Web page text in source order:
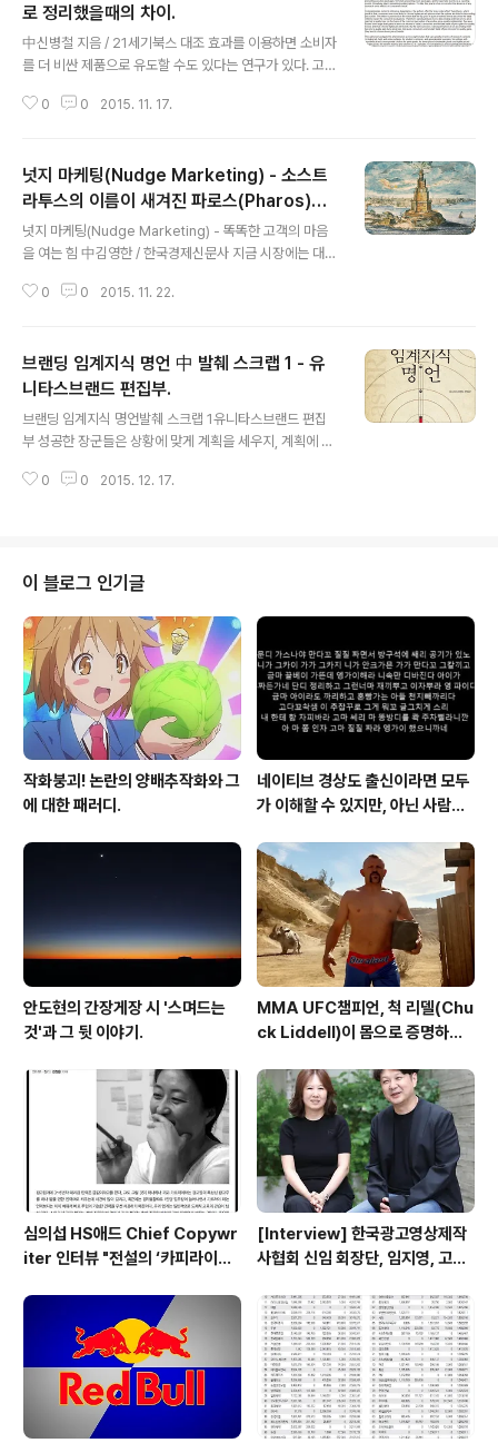
걸리는 시간이 20%나 더 짧은 것으로 나타났다. 뿐만 아
니라 쿠폰을 가진 고객들은 상점 내 점원과 더 많은 이야기
를 나눴고, 더 자주 웃으며 더 많은 정서적 상호 작용을 하
는 것으로도 나타났다. 같은 10개를 찍어야 하지만 미리 2
개가 찍혀있는 것이 사람들로 하여금 더 빨리 목표에 도달
로 정리했을때의 차이.
中신병철 지음 / 21세기북스 대조 효과를 이용하면 소비자
를 더 비싼 제품으로 유도할 수도 있다는 연구가 있다. 고려
림차순으로 제시할 경우 더 비싼 제품을 선택할 확률이 증
는지를 조사했다. 레스토랑 하나를 빌리고 총 8주 정도의
시간 동안 관찰하였다. 1, 3, 6, 7주는 오름차순으로 메뉴
를 구성하였고, 2, 4, 5, 8주는 내림차순으로 메뉴를 구성
하였다. 그러고는 평소와 동일하게 손님을 맞았다. 이 레스
토랑에 온 손님들은 메뉴의 순서가 내림차순인지 오름차순
인지 전혀 알아채지 못했다. 총 8주의 시간이 지나고 실제
0 0 2015. 11. 17.
넛지 마케팅(Nudge Marketing) - 소스트
라투스의 이름이 새겨진 파로스(Pharos)등
대와 파로스효과.
넛지 마케팅(Nudge Marketing) - 똑똑한 고객의 마음
을 여는 힘 中김영한 / 한국경제신문사 지금 시장에는 대중
세계 7대 불가사의 중의 하나인 파로스(Pharos) 등대처
왕국을 건설한다. 그는 정복지마다 70여 개의 알렉산드리
아 시를 세웠으며 그중 이집트의 나일강 하구에 세운 알렉
산드리아가 가장 중심적인 역할을 했다. 그가 33세의 젊은
나이에 갑자기 죽자 부장이었던 프롤레마이오스는 이집트
에 있는 알렉산드리아로 건너가 프롤레마이오스 왕조를 건
설했다. 알렉산드리아가 활발한 동서 문화 교류의 역할을
0 0 2015. 11. 22.
브랜딩 임계지식 명언 中 발췌 스크랩 1 - 유
니타스브랜드 편집부.
브랜딩 임계지식 명언발췌 스크랩 1유니타스브랜드 편집
부 성공한 장군들은 상황에 맞게 계획을 세우지, 계획에 맞
시장조사는 사람들의 생각이나 행동 패턴을 잘 안다는 착
없다.린든 B. 존슨, 제 36대 미국 대통령 소비자가 드릴을
구매하는 이유는 드릴 자체가 아니라 그것이 뚫어 줄 구멍
을 원하기 때문이다.당신은 고객에게 드릴을 팔 것인가, 아
니면 뚫어질 구멍의 편리함과 만족감을 팔 것인가?테오도
르 레빗, 하버드대학교 경영학과 교수 고객은 '종착지'가 아
니라 '출발점'이다.쿠니모토 ..
0 0 2015. 12. 17.
이 블로그 인기글
작화붕괴! 논란의 양배추작화와 그
에 대한 패러디.
네이티브 경상도 출신이라면 모두
가 이해할 수 있지만, 아닌 사람에
안도현의 간장게장 시 '스며드는
것'과 그 뒷 이야기.
MMA UFC챔피언, 척 리델(Chu
ck Liddell)이 몸으로 증명하는
리(Autozone Duralast Batt
ery) TV광고 'Walk the Wal
k'편 [한글자막]
심의섭 HS애드 Chief Copywr
iter 인터뷰 "전설의 ‘카피라이터
[Interview] 한국광고영상제작
사협회 신임 회장단, 임지영, 고한